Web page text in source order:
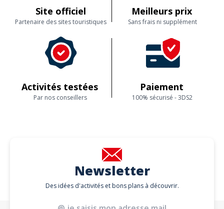
Site officiel
Partenaire des sites touristiques
Meilleurs prix
Sans frais ni supplément
Activités testées
Par nos conseillers
Paiement
100% sécurisé - 3DS2
Newsletter
Des idées d'activités et bons plans à découvrir.